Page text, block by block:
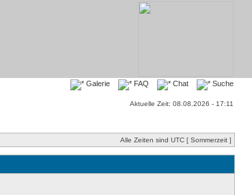
Galerie FAQ Chat Suche
Aktuelle Zeit: 08.08.2026 - 17:11
Alle Zeiten sind UTC [ Sommerzeit ]